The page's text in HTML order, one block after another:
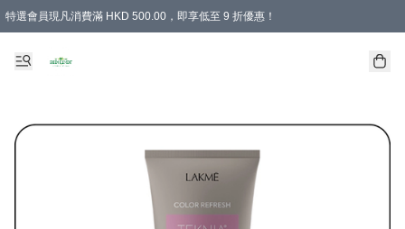
特選會員現凡消費滿 HKD 500.00，即享低至 9 折優惠！